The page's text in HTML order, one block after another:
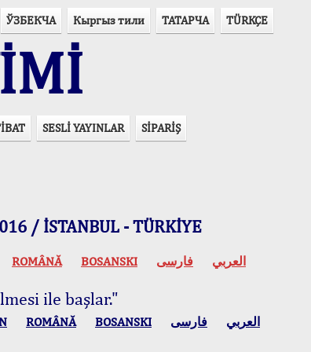
ЎЗБЕКЧА Кыргыз тили ТАТАРЧА TÜRKÇE
SESLİ YAYINLAR SİPARİŞ
/ İSTANBUL - TÜRKİYE
ROMÂNĂ BOSANSKI العربي فارسی
ile başlar."
ROMÂNĂ BOSANSKI العربي فارسی